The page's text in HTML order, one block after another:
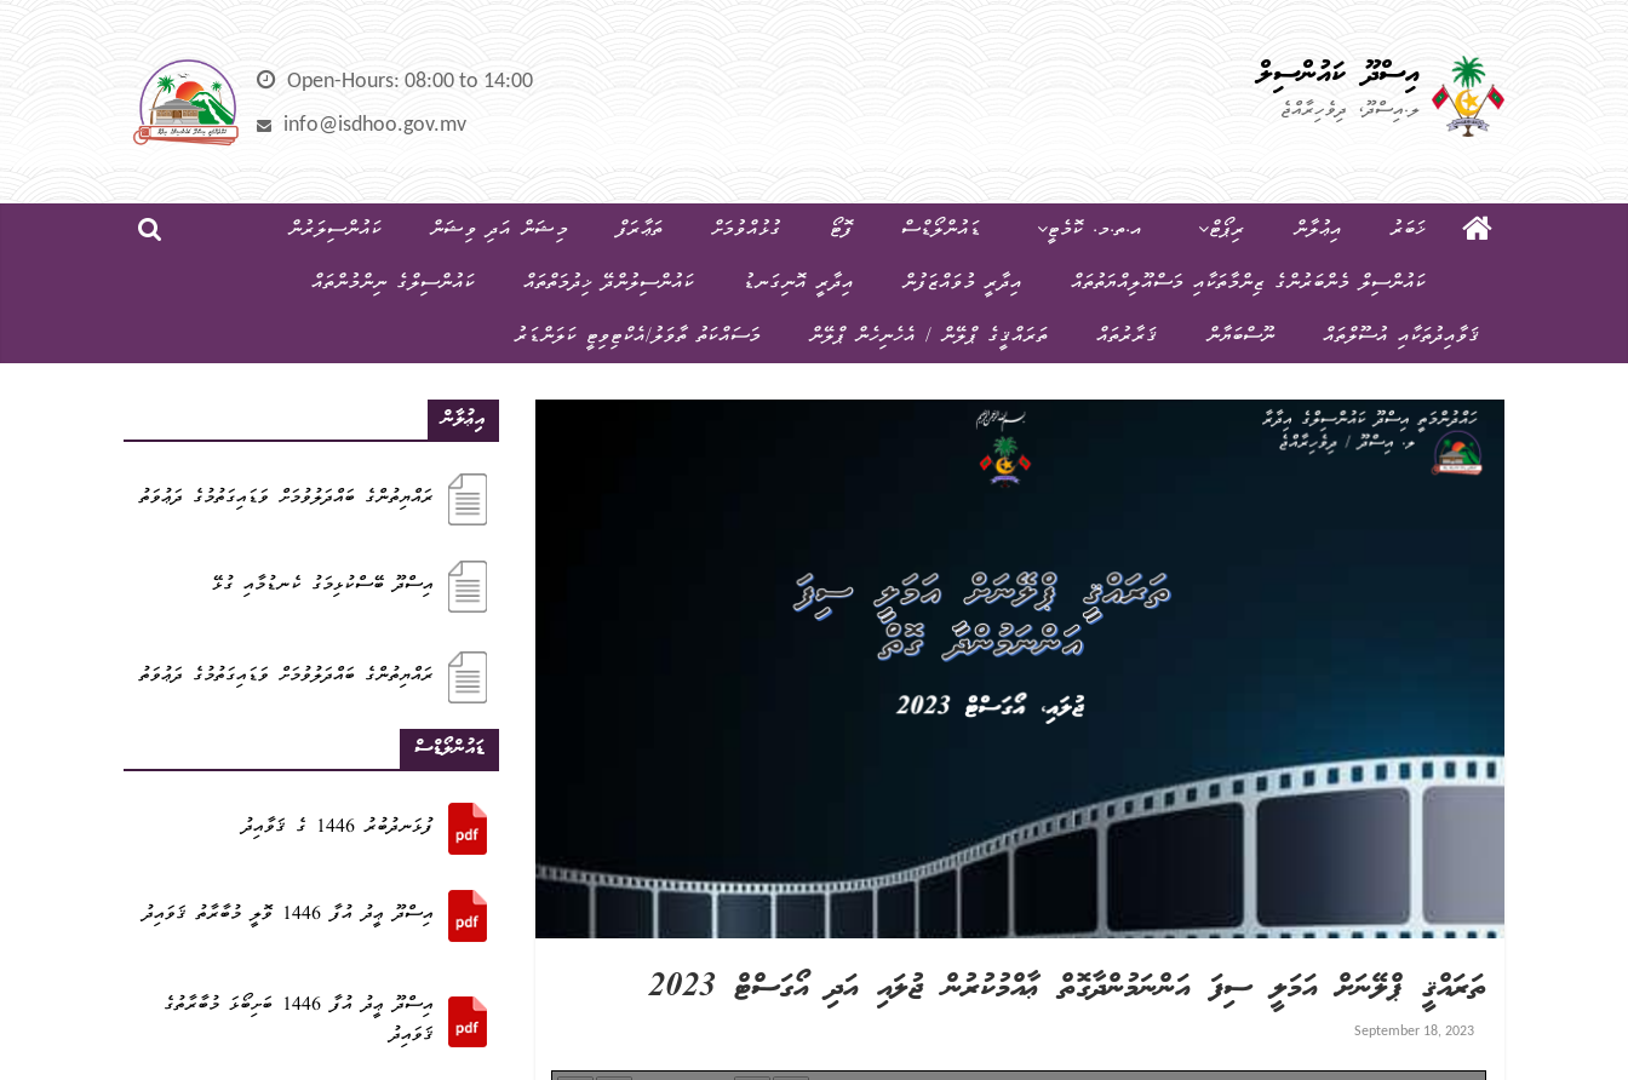
Skip
އިސްދޫ ކައުންސިލް
ލ.އިސްދޫ، ދިވެހިރާއްޖެ
Open-Hours: 08:00 to 14:00
info@isdhoo.gov.mv
ޚަބަރު އިޢުލާން ރިޕޯޓް އ.ތ.މ. ކޮމެޓީ ޑައުންލޯޑްސް ފޮޓޯ ގުޅުއްވުމަށް ތަޢާރަފް މިޝަން އަދި ވިޝަން
ކައުންސިލަރުން
ކައުންސިލް މެންބަރުންގެ ޒިންމާތަކާއި މަސްއޫލިއްޔަތުތައް
އިދާރީ މުވައްޒަފުން އިދާރީ އޮނިގަނޑު ކައުންސިލުންދޭ ޚިދުމަތްތައް
ކައުންސިލްގެ ނިންމުންތައް
ޤަވާއިދުތަކާއި އުސޫލްތައް
ނޫސްބަޔާން ޤަރާރުތައް ތަރައްޤީގެ ޕްލޭން / އެހެނިހެން ޕްލޭން މަސައްކަތު ތާވަލު/އެކްޓިވިޓީ ކަލަންޑަރު
ތަރައްޤީ ޕްލޭނަށް އަމަލީ ސިފަ އަންނަމުންދާގޮތް ޢާއްމުކުރުން ޖުލައި އަދި އޯގަސްޓް 2023
September 18, 2023
އިޢުލާން
ރައްޔިތުންގެ ބައްދަލުވުމަށް ވަޑައިގަތުމުގެ ދަޢުވަތު
އިސްދޫ ބޭސްކުޅިމަގު ކެނޑުމާއި ގުޅޭ
ރައްޔިތުންގެ ބައްދަލުވުމަށް ވަޑައިގަތުމުގެ ދަޢުވަތު
ޑައުންލޯޑްސް
ފުޅަނދުބުރު 1446 ގެ ޤަވާއިދު
އިސްދޫ ޢީދު އުފާ 1446 ވޮލީ މުބާރާތު ޤަވައިދު
އިސްދޫ ޢީދު އުފާ 1446 ބަށިބޯޅަ މުބާރާތުގެ
ޤަވައިދު